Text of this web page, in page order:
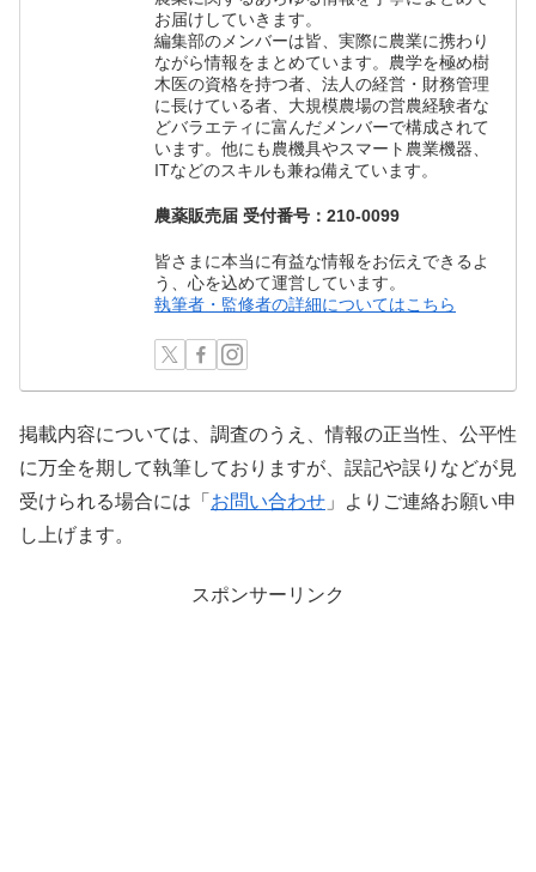
お届けしていきます。
編集部のメンバーは皆、実際に農業に携わり
ながら情報をまとめています。農学を極め樹
木医の資格を持つ者、法人の経営・財務管理
に長けている者、大規模農場の営農経験者な
どバラエティに富んだメンバーで構成されて
います。他にも農機具やスマート農業機器、
ITなどのスキルも兼ね備えています。
農薬販売届 受付番号：210-0099
皆さまに本当に有益な情報をお伝えできるよ
う、心を込めて運営しています。
執筆者・監修者の詳細についてはこちら
掲載内容については、調査のうえ、情報の正当性、公平性
に万全を期して執筆しておりますが、誤記や誤りなどが見
受けられる場合には「 お問い合わせ 」よりご連絡お願い申
し上げます。
スポンサーリンク